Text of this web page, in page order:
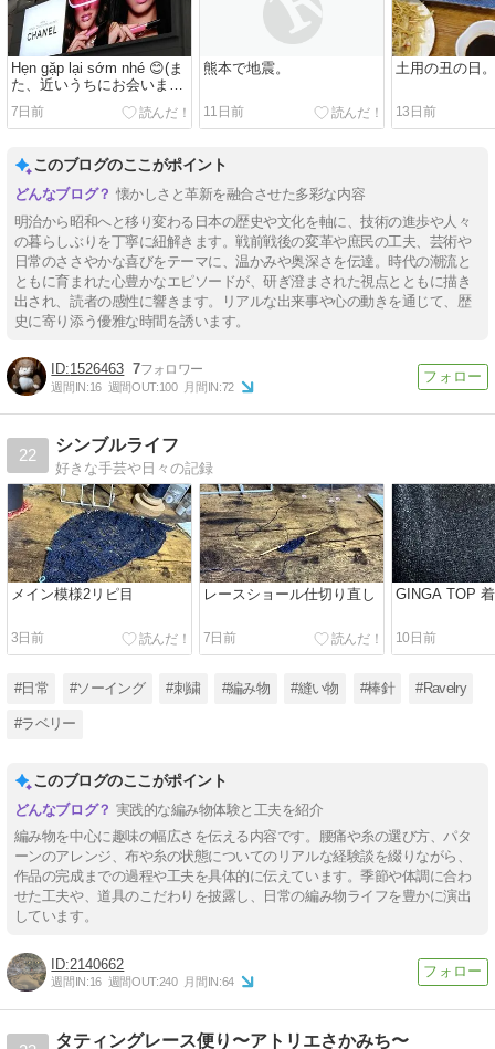
Hẹn gặp lại sớm nhé 😊(ま
た、近いうちにお会いまし
ょう。)
7日前
熊本で地震。
11日前
土用の丑の日。
13日前
このブログのここがポイント
懐かしさと革新を融合させた多彩な内容
明治から昭和へと移り変わる日本の歴史や文化を軸に、技術の進歩や人々
の暮らしぶりを丁寧に紐解きます。戦前戦後の変革や庶民の工夫、芸術や
日常のささやかな喜びをテーマに、温かみや奥深さを伝達。時代の潮流と
ともに育まれた心豊かなエピソードが、研ぎ澄まされた視点とともに描き
出され、読者の感性に響きます。リアルな出来事や心の動きを通じて、歴
史に寄り添う優雅な時間を誘います。
1526463 7
週間IN:16 週間OUT:100 月間IN:72
22
シンブルライフ
好きな手芸や日々の記録
メイン模様2リピ目
3日前
レースショール仕切り直し
7日前
GINGA TOP
10日前
#日常 #ソーイング #刺繍 #編み物 #縫い物 #棒針 #Ravelry
#ラベリー
このブログのここがポイント
実践的な編み物体験と工夫を紹介
編み物を中心に趣味の幅広さを伝える内容です。腰痛や糸の選び方、パタ
ーンのアレンジ、布や糸の状態についてのリアルな経験談を綴りながら、
作品の完成までの過程や工夫を具体的に伝えています。季節や体調に合わ
せた工夫や、道具のこだわりを披露し、日常の編み物ライフを豊かに演出
しています。
2140662
週間IN:16 週間OUT:240 月間IN:64
タティングレース便り〜アトリエさかみち〜